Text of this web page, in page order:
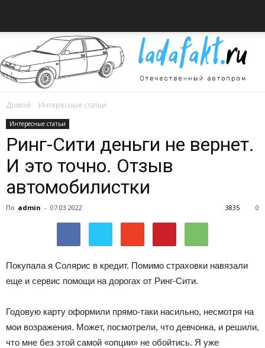
об
автомобилях
Лада
ВАЗ
Домой Интересные статьи
Интересные статьи
Ринг-Сити деньги не вернет.
И это точно. Отзыв
автомобилистки
По admin - 07.03.2022 0
3835
Покупала я Солярис в кредит. Помимо страховки навязали
еще и сервис помощи на дорогах от Ринг-Сити.
Годовую карту оформили прямо-таки насильно, несмотря на
мои возражения. Может, посмотрели, что девчонка, и решили,
что мне без этой самой «опции» не обойтись. Я уже